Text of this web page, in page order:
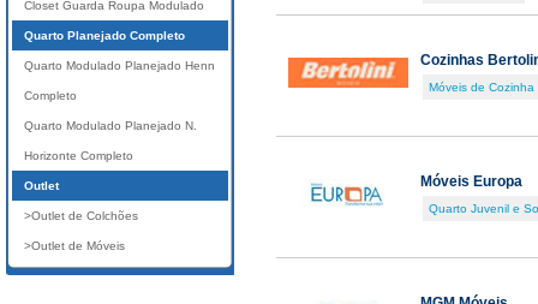
Cozinhas
Móveis de Cozinha
Móveis Europa
Quarto Juvenil e
Closet Guarda Roupa Modulado
Quarto Planejado Completo
Quarto Modulado Planejado Henn
Completo
Quarto Modulado Planejado N.
Horizonte Completo
Outlet
>Outlet de Colchões
>Outlet de Móveis